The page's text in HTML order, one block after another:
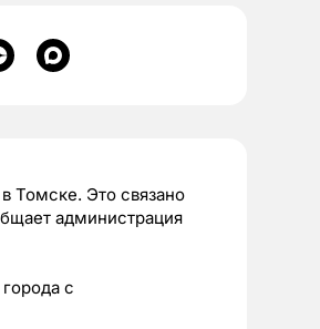
Томске. Это связано
администрация
с